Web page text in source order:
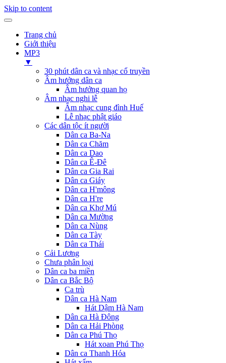
Skip to content
Trang chủ
Giới thiệu
MP3
▼
30 phút dân ca và nhạc cổ truyền
Âm hưởng dân ca
Âm hưởng quan họ
Âm nhạc nghi lễ
Âm nhạc cung đình Huế
Lễ nhạc phật giáo
Các dân tộc ít người
Dân ca Ba-Na
Dân ca Chăm
Dân ca Dao
Dân ca Ê-Đê
Dân ca Gia Rai
Dân ca Giáy
Dân ca H'mông
Dân ca H're
Dân ca Khơ Mú
Dân ca Mường
Dân ca Nùng
Dân ca Tày
Dân ca Thái
Cải Lương
Chưa phân loại
Dân ca ba miền
Dân ca Bắc Bộ
Ca trù
Dân ca Hà Nam
Hát Dậm Hà Nam
Dân ca Hà Đông
Dân ca Hải Phòng
Dân ca Phú Thọ
Hát xoan Phú Thọ
Dân ca Thanh Hóa